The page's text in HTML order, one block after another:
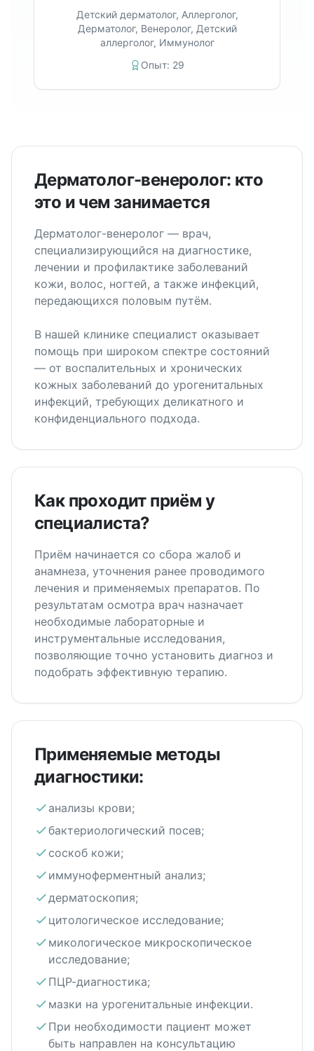
Детский дерматолог, Аллерголог,
Дерматолог, Венеролог, Детский
аллерголог, Иммунолог
Опыт: 29
Дерматолог-венеролог: кто
это и чем занимается
Дерматолог-венеролог — врач,
специализирующийся на диагностике,
лечении и профилактике заболеваний
кожи, волос, ногтей, а также инфекций,
передающихся половым путём.
В нашей клинике специалист оказывает
помощь при широком спектре состояний
— от воспалительных и хронических
кожных заболеваний до урогенитальных
инфекций, требующих деликатного и
конфиденциального подхода.
Как проходит приём у
специалиста?
Приём начинается со сбора жалоб и
анамнеза, уточнения ранее проводимого
лечения и применяемых препаратов. По
результатам осмотра врач назначает
необходимые лабораторные и
инструментальные исследования,
позволяющие точно установить диагноз и
подобрать эффективную терапию.
Применяемые методы
диагностики:
анализы крови;
бактериологический посев;
соскоб кожи;
иммуноферментный анализ;
дерматоскопия;
цитологическое исследование;
микологическое микроскопическое
исследование;
ПЦР-диагностика;
мазки на урогенитальные инфекции.
При необходимости пациент может
быть направлен на консультацию